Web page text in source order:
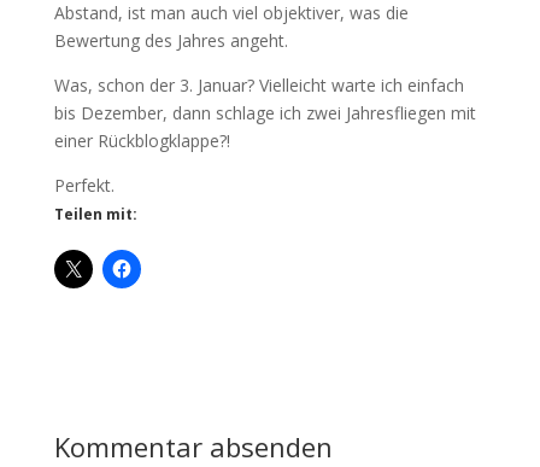
Abstand, ist man auch viel objektiver, was die
Bewertung des Jahres angeht.
Was, schon der 3. Januar? Vielleicht warte ich einfach
bis Dezember, dann schlage ich zwei Jahresfliegen mit
einer Rückblogklappe?!
Perfekt.
Teilen mit:
Kommentar absenden